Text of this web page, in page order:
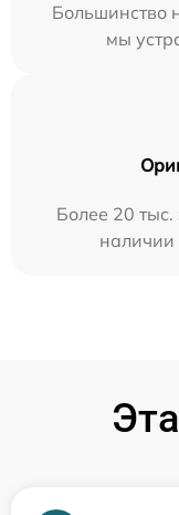
Большинство
мы
Более 20 тыс.
наличии